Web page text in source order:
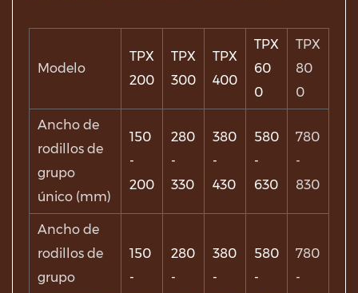
Modelo
TPX
200
TPX
300
TPX
400
TPX
60
0
TPX
80
0
Ancho de
rodillos de
grupo
único (mm)
150
-
200
280
-
330
380
-
430
580
-
630
780
-
830
Ancho de
rodillos de
grupo
150
-
280
-
380
-
580
-
780
-